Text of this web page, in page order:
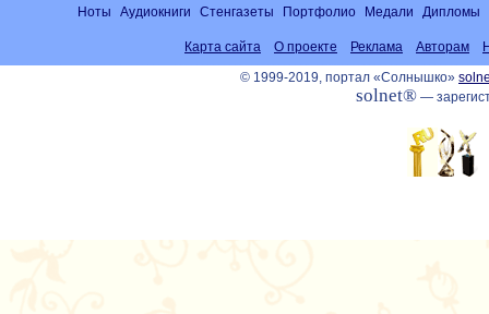
Ноты
Аудиокниги Стенгазеты Портфолио Медали Дипломы
Карта сайта О проекте Реклама Авторам
© 1999-2019, портал «Солнышко»
solnet®—